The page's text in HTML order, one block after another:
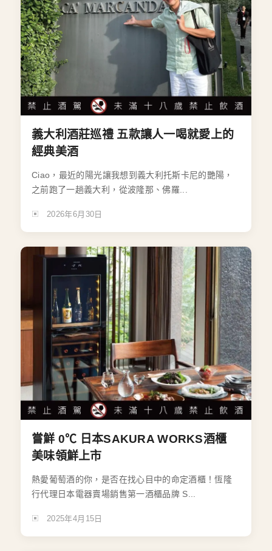
義大利酒莊巡禮 五款讓人一喝就愛上的
經典美酒
Ciao，最近的陽光讓我想到義大利托斯卡尼的艷陽，
之前跑了一趟義大利，從波隆那、佛羅...
2026年6月30日
嘗鮮 0℃ 日本SAKURA WORKS酒櫃
美味領鮮上市
熱愛葡萄酒的你，是否在找心目中的命定酒櫃！恆隆
行代理日本電器賣場銷售第一酒櫃品牌 S...
2025年4月15日